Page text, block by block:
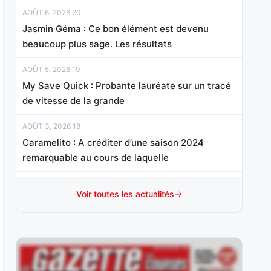
AOÛT 6, 2026 20
Jasmin Géma : Ce bon élément est devenu
beaucoup plus sage. Les résultats
AOÛT 5, 2026 19
My Save Quick : Probante lauréate sur un tracé
de vitesse de la grande
AOÛT 3, 2026 18
Caramelito : A créditer d’une saison 2024
remarquable au cours de laquelle
Melbora : Sur le podium d’un événement
AOÛT 1, 2026 15
Baileys Bachelor : Après s’être imposé à trois
Voir toutes les actualités